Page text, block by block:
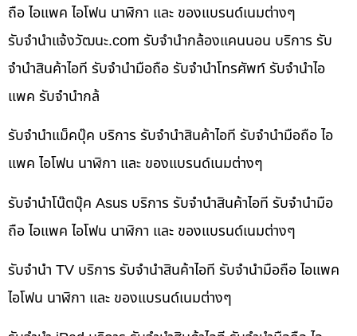
ถือ ไอแพค ไอโฟน นาฬิกา และ ของแบรนด์เนมต่างๆ
รับจํานําแจ้งวัฒนะ.com รับจำนำกล้องแคนนอน บริการ รับ
จำนำสินค้าไอที รับจำนำมือถือ รับจำนำโทรศัพท์ รับจำนำไอ
แพค รับจำนำกล้
รับจำนำแม็คบุ๊ค บริการ รับจำนำสินค้าไอที รับจำนำมือถือ ไอ
แพค ไอโฟน นาฬิกา และ ของแบรนด์เนมต่างๆ
รับจำนำโน๊ตบุ๊ค Asus บริการ รับจำนำสินค้าไอที รับจำนำมือ
ถือ ไอแพค ไอโฟน นาฬิกา และ ของแบรนด์เนมต่างๆ
รับจำนำ TV บริการ รับจำนำสินค้าไอที รับจำนำมือถือ ไอแพค
ไอโฟน นาฬิกา และ ของแบรนด์เนมต่างๆ